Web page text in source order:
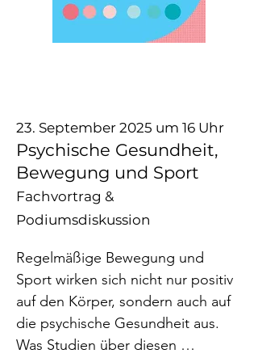
Verhaltenstherapie und
Organisationsdesign weiß sie:
Abgerundet wird die Lesung durch
eine Podiumsdiskussion, in der
Nora Dietrich zusammen mit
Psychiaterin Dr. Reif-Leonhardt und
Sven Springer vom Betrieblichen
Gesundheitsmanagement der
Frankfurter Verkehrsgesellschaft
Fragen aus dem Publikum
aufgreifen und diskutieren.
23. September 2025 um 16 Uhr
Psychische Gesundheit,
Bewegung und Sport
Fachvortrag &
Podiumsdiskussion
Regelmäßige Bewegung und
Sport wirken sich nicht nur positiv
auf den Körper, sondern auch auf
die psychische Gesundheit aus.
Was Studien über diesen